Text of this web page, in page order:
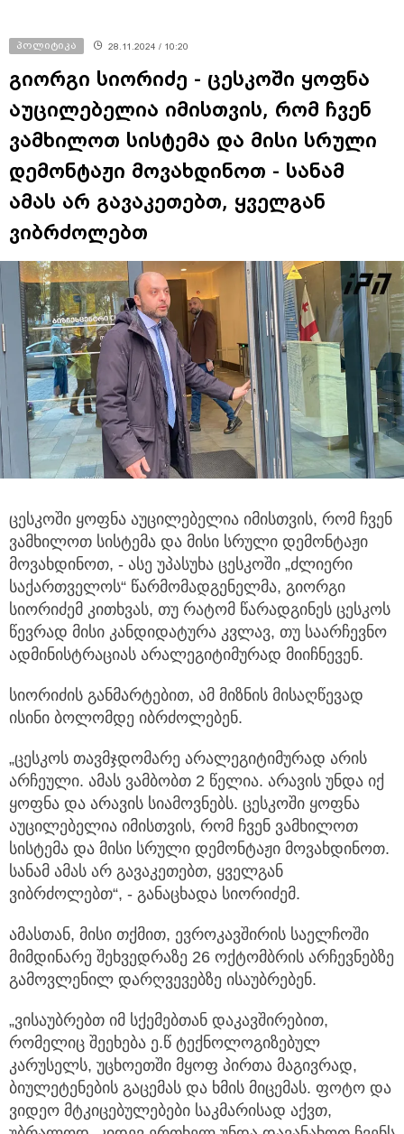
პოლიტიკა 28.11.2024 / 10:20
გიორგი სიორიძე - ცესკოში ყოფნა
აუცილებელია იმისთვის, რომ ჩვენ
ვამხილოთ სისტემა და მისი სრული
დემონტაჟი მოვახდინოთ - სანამ
ამას არ გავაკეთებთ, ყველგან
ვიბრძოლებთ
ცესკოში ყოფნა აუცილებელია იმისთვის, რომ ჩვენ
ვამხილოთ სისტემა და მისი სრული დემონტაჟი
მოვახდინოთ, - ასე უპასუხა ცესკოში „ძლიერი
საქართველოს“ წარმომადგენელმა, გიორგი
სიორიძემ კითხვას, თუ რატომ წარადგინეს ცესკოს
წევრად მისი კანდიდატურა კვლავ, თუ საარჩევნო
ადმინისტრაციას არალეგიტიმურად მიიჩნევენ.
სიორიძის განმარტებით, ამ მიზნის მისაღწევად
ისინი ბოლომდე იბრძოლებენ.
„ცესკოს თავმჯდომარე არალეგიტიმურად არის
არჩეული. ამას ვამბობთ 2 წელია. არავის უნდა იქ
ყოფნა და არავის სიამოვნებს. ცესკოში ყოფნა
აუცილებელია იმისთვის, რომ ჩვენ ვამხილოთ
სისტემა და მისი სრული დემონტაჟი მოვახდინოთ.
სანამ ამას არ გავაკეთებთ, ყველგან
ვიბრძოლებთ“, - განაცხადა სიორიძემ.
ამასთან, მისი თქმით, ევროკავშირის საელჩოში
მიმდინარე შეხვედრაზე 26 ოქტომბრის არჩევნებზე
გამოვლენილ დარღვევებზე ისაუბრებენ.
„ვისაუბრებთ იმ სქემებთან დაკავშირებით,
რომელიც შეეხება ე.წ ტექნოლოგიზებულ
კარუსელს, უცხოეთში მყოფ პირთა მაგივრად,
ბიულეტენების გაცემას და ხმის მიცემას. ფოტო და
ვიდეო მტკიცებულებები საკმარისად აქვთ,